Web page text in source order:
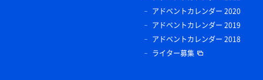
アドベントカレンダー 2020
アドベントカレンダー 2019
アドベントカレンダー 2018
ライター募集